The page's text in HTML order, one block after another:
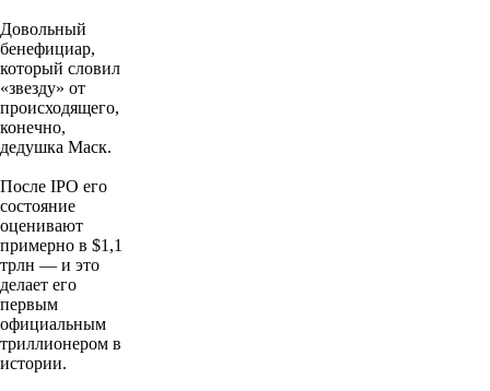
Довольный
бенефициар,
который словил
«звезду» от
происходящего,
конечно,
дедушка Маск.
После IPO его
состояние
оценивают
примерно в $1,1
трлн — и это
делает его
первым
официальным
триллионером в
истории.